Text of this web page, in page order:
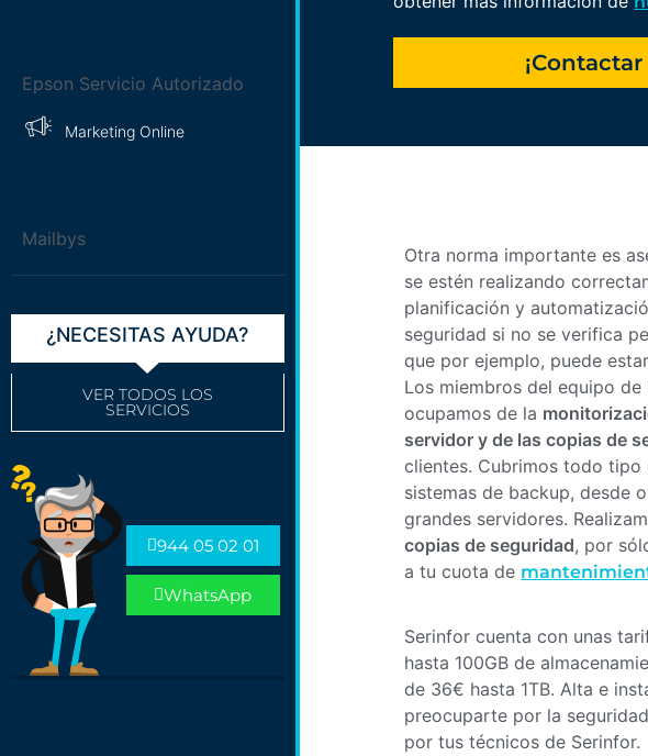
Epson Servicio Autorizado
Marketing Online
Mailbys
¿NECESITAS AYUDA?
VER TODOS LOS
SERVICIOS
944 05 02 01
WhatsApp
Otra norma importante es
se estén realizando
planificación y
seguridad si no se verifica
que por ejemplo, puede
Los miembros del equipo
ocupamos de la
servidor y de las copias de
clientes. Cubrimos todo
sistemas de backup, desde
grandes servidores.
copias de seguridad, por
a tu cuota de
Serinfor cuenta con unas
hasta 100GB de
de 36€ hasta 1TB. Alta e
preocuparte por la
por tus técnicos de Serinfor.